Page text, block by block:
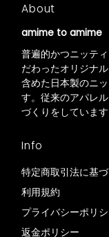
About
amime to amime
普遍的かつニッテ
だわったオリジナ
含めた日本製のニ
す。従来のアパレ
づくりをしています
Info
特定商取引法に基
利用規約
プライバシーポリ
返金ポリシー